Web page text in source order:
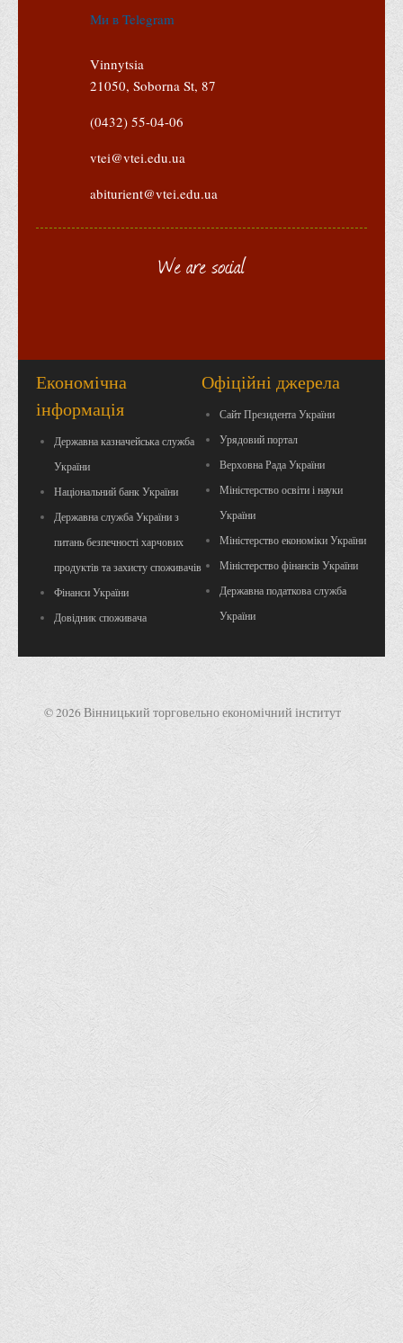
Графіки освітнього процесу
Бази практик
ТОП-20 кращих студентів
ТОП-20 кращих студентів 2025
ТОП-20 кращих студентів 2021
ТОП-20 кращих студентів 2018
ТОП-20 кращих студентів 2017
Вступнику
Чому варто обирати ВТЕІ?
Перелік спеціальностей, освітніх програм
Перелік документів
Обсяги державного замовлення
Розклади проведення вступних випробувань та співбесід
Розмір плати за надання освітніх послуг на 2026-2027 н.р.
Приймальна комісія
Положення про апеляційну комісію
Порядок прийому
Правила прийому на навчання
Програми вступних випробувань
Перелік предметних тестів єдиного вступного фахового
Відеозаписи вступних випробувань
Вступникам з ТОТ
Як обрати спеціальність: 10 порад вступникам
Ми в Telegram
Студентський туристичний клуб "Way to Freedom"
Студентське наукове товариство «ВАТРА»
Первинна профспілкова організація
Бізнес-школа
Ми в Telegram
Vinnytsia
21050, Soborna St, 87
(0432) 55-04-06
vtei@vtei.edu.ua
abiturient@vtei.edu.ua
We are social
Економічна
інформація
Державна казначейська служба
України
Національний банк України
Державна служба України з
питань безпечності харчових
продуктів та захисту споживачів
Фінанси України
Довідник споживача
Офіційні джерела
Сайт Президента України
Урядовий портал
Верховна Рада України
Міністерство освіти і науки
України
Міністерство економіки України
Міністерство фінансів України
Державна податкова служба
України
© 2026 Вінницький торговельно економічний інститут